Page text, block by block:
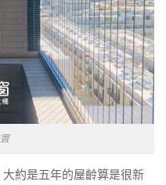
約是五年的屋齡算是很新